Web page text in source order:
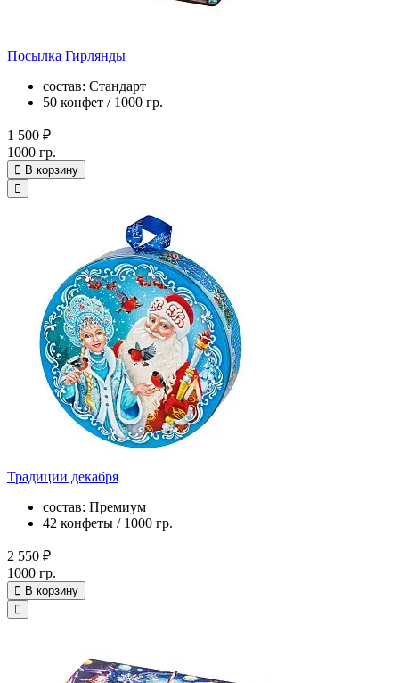
Посылка Гирлянды
состав: Стандарт
50 конфет / 1000 гр.
1 500 ₽
1000 гр.
В корзину
Традиции декабря
состав: Премиум
42 конфеты / 1000 гр.
2 550 ₽
1000 гр.
В корзину